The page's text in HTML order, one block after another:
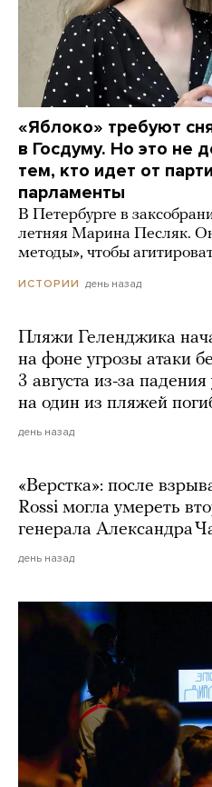
«Яблоко» требуют
в Госдуму. Но это не
тем, кто идет от
парламенты
В Петербурге в
летняя Марина Песляк.
методы», чтобы
ИСТОРИИ день назад
Пляжи Геленджика
на фоне угрозы атаки
3 августа из-за
на один из пляжей
день назад
«Верстка»: после
Rossi могла умереть
генерала Александра
день назад